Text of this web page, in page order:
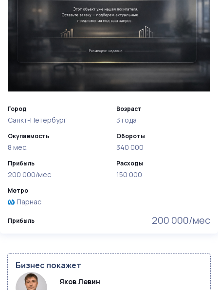
Прибыль 200 000/мес
Город
Санкт-Петербург
Окупаемость
8 мес.
Прибыль
200 000/мес
Возраст
3 года
Обороты
340 000
Расходы
150 000
Метро
Парнас
Бизнес покажет
Яков Левин